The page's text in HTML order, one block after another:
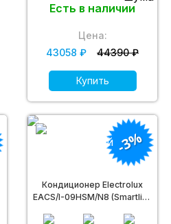
Есть в наличии
Цена:
43058 ₽
44390 ₽
Купить
Кондиционер Electrolux
EACS/I-09HSM/N8 (Smartline
-3%